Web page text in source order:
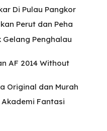
Di Pulau Pangkor
Perut dan Peha
Penghalau
AF 2014 Without
Original dan Murah
Fantasi